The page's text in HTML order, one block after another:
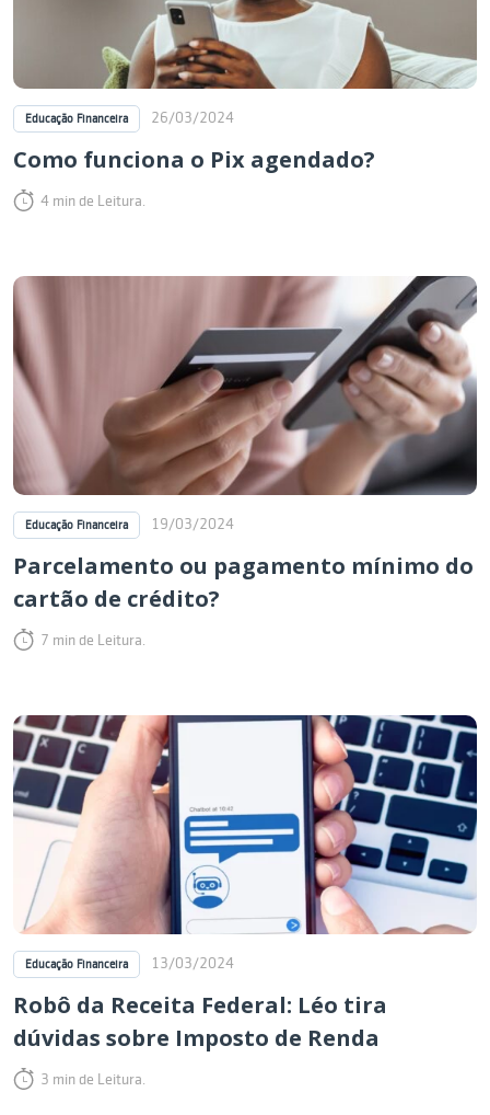
Educação Financeira 26/03/2024
Como funciona o Pix agendado?
4 min de Leitura.
Educação Financeira 19/03/2024
Parcelamento ou pagamento mínimo do
cartão de crédito?
7 min de Leitura.
Educação Financeira 13/03/2024
Robô da Receita Federal: Léo tira
dúvidas sobre Imposto de Renda
3 min de Leitura.